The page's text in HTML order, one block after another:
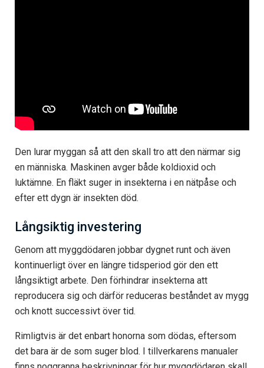
Den lurar myggan så att den skall tro att den närmar sig
en människa. Maskinen avger både koldioxid och
luktämne. En fläkt suger in insekterna i en nätpåse och
efter ett dygn är insekten död.
Långsiktig investering
Genom att myggdödaren jobbar dygnet runt och även
kontinuerligt över en längre tidsperiod gör den ett
långsiktigt arbete. Den förhindrar insekterna att
reproducera sig och därför reduceras beståndet av mygg
och knott successivt över tid.
Rimligtvis är det enbart honorna som dödas, eftersom
det bara är de som suger blod. I tillverkarens manualer